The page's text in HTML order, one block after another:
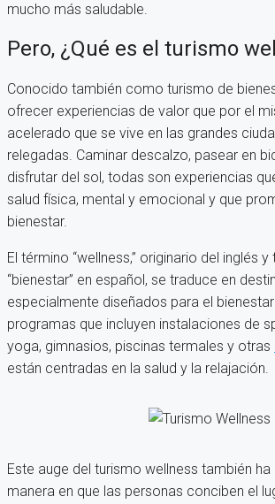
mucho más saludable.
Pero, ¿Qué es el turismo
Conocido también como turismo de
ofrecer experiencias de valor que por el
acelerado que se vive en las grandes
relegadas. Caminar descalzo, pasear en
disfrutar del sol, todas son experiencias
salud física, mental y emocional y que
bienestar.
El término “wellness,” originario del inglés
“bienestar” en español, se traduce en
especialmente diseñados para el
programas que incluyen instalaciones de
yoga, gimnasios, piscinas termales y otras
están centradas en la salud y la relajación.
Este auge del turismo wellness también
manera en que las personas conciben el